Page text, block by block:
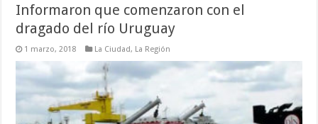
Informaron que comenzaron con el
dragado del río Uruguay
1 marzo, 2018 La Ciudad, La Región